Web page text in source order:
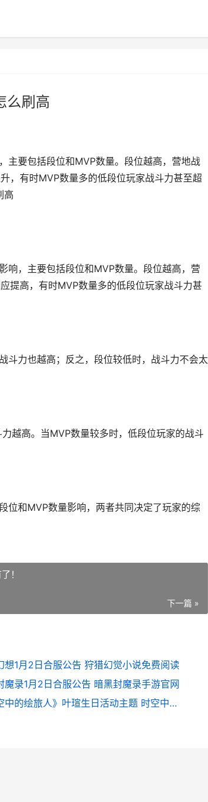
么刷高
主要包括段位和MVP数量。段位越高，营地战
，有时MVP数量多的低段位玩家战斗力甚至超
高
响，主要包括段位和MVP数量。段位越高，营
提高，有时MVP数量多的低段位玩家战斗力甚
斗力也越高；反之，段位较低时，战斗力不会太
越高。当MVP数量较多时，低段位玩家的战斗
位和MVP数量影响，两者共同决定了玩家的综
！
下一篇 »
想1月2日合服公告 狩猎幻觉小说免费阅读
魔录1月2日合服公告 暗黑封魔录手游官网
《时空中的绘旅人》叶瑄生日活动主题 时空中的绘旅人开服时间